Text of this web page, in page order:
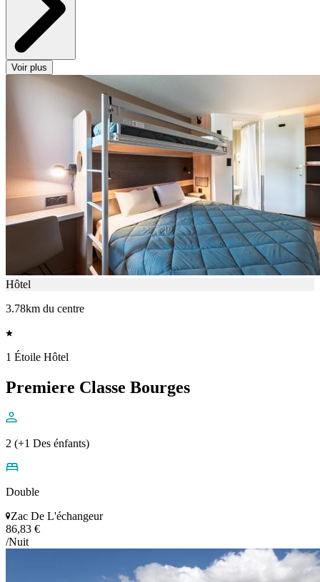
Voir plus
Hôtel
3.78km du centre
1 Étoile Hôtel
Premiere Classe Bourges
2 (+1 Des énfants)
Double
Zac De L'échangeur
86,83 €
/Nuit